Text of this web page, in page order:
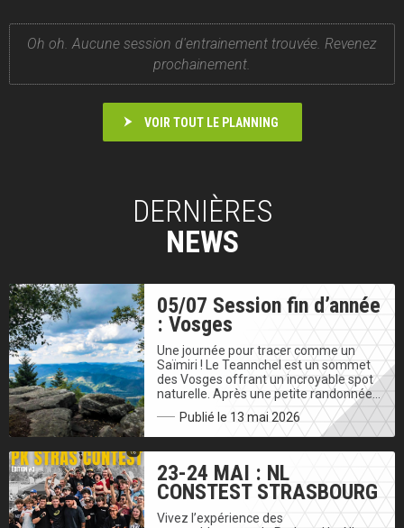
Oh oh. Aucune session d'entrainement trouvée. Revenez
prochainement.
VOIR TOUT LE PLANNING
DERNIÈRES
NEWS
05/07 Session fin d’année
: Vosges
Une journée pour tracer comme un
Saïmiri ! Le Teannchel est un sommet
des Vosges offrant un incroyable spot
naturelle. Après une petite randonnée…
Publié le 13 mai 2026
23-24 MAI : NL
CONSTEST STRASBOURG
Vivez l’expérience des